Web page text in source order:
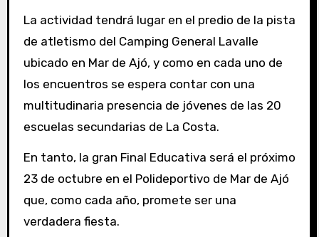
La actividad tendrá lugar en el predio de la pista
de atletismo del Camping General Lavalle
ubicado en Mar de Ajó, y como en cada uno de
los encuentros se espera contar con una
multitudinaria presencia de jóvenes de las 20
escuelas secundarias de La Costa.
En tanto, la gran Final Educativa será el próximo
23 de octubre en el Polideportivo de Mar de Ajó
que, como cada año, promete ser una
verdadera fiesta.